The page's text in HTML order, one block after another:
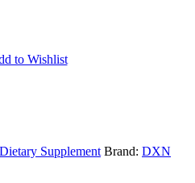
to Wishlist
Dietary Supplement Brand: DXN